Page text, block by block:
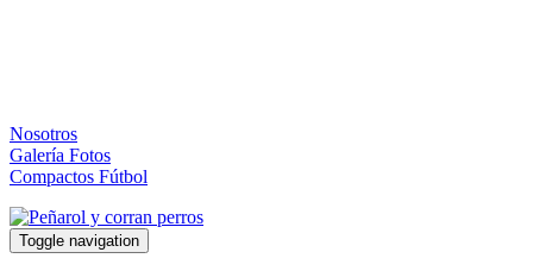
Nosotros
Galería Fotos
Compactos Fútbol
Toggle navigation